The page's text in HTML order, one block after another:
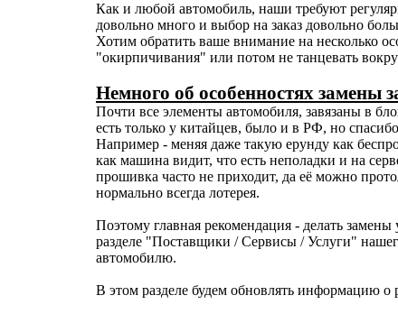
Как и любой автомобиль, наши требуют
довольно много и выбор на заказ довольно
Хотим обратить ваше внимание на несколько
"окирпичивания" или потом не танцевать
Немного об особенностях замены
Почти все элементы автомобиля, завязаны в
есть только у китайцев, было и в РФ, но
Например - меняя даже такую ерунду как
как машина видит, что есть неполадки и на
прошивка часто не приходит, да её можно
нормально всегда лотерея.
Поэтому главная рекомендация - делать
разделе "Поставщики / Сервисы / Услуги"
автомобилю.
В этом разделе будем обновлять информацию о